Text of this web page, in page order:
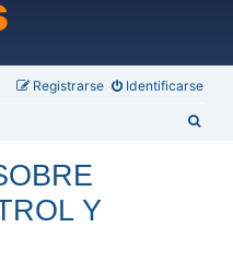
Identificarse
Registrarse
Y